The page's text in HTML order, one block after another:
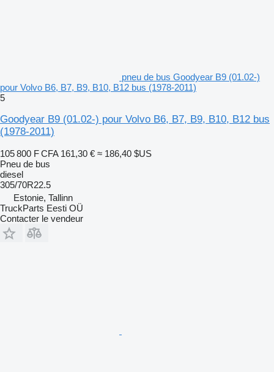
pneu de bus Goodyear B9 (01.02-)
pour Volvo B6, B7, B9, B10, B12 bus (1978-2011)
5
Goodyear B9 (01.02-) pour Volvo B6, B7, B9, B10, B12 bus
(1978-2011)
105 800 F CFA 161,30 € ≈ 186,40 $US
Pneu de bus
diesel
305/70R22.5
Estonie, Tallinn
TruckParts Eesti OÜ
Contacter le vendeur